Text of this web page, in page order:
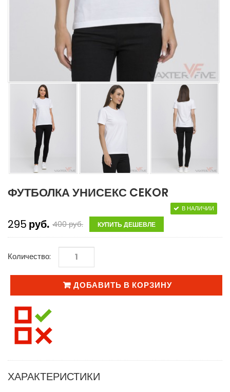
ФУТБОЛКА УНИСЕКС CEKOR
295 руб. 400руб. КУПИТЬ ДЕШЕВЛЕ
В НАЛИЧИИ
Количество:
ДОБАВИТЬ В КОРЗИНУ
ХАРАКТЕРИСТИКИ